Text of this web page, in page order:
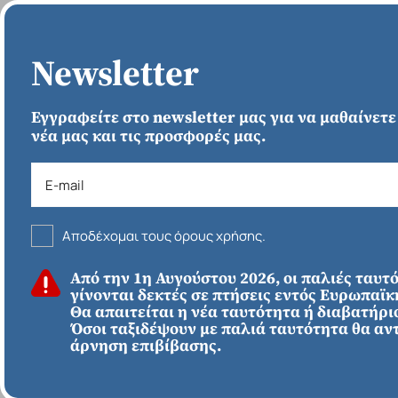
Newsletter
Εγγραφείτε στο newsletter μας για να
νέα μας και τις προσφορές μας.
Αποδέχομαι τους όρους χρήσης.
Από την 1η Αυγούστου 2026, οι παλιές
γίνονται δεκτές σε πτήσεις εντός
Θα απαιτείται η νέα ταυτότητα ή
Όσοι ταξιδέψουν με παλιά ταυτότητα θα
άρνηση επιβίβασης.
Απευθείας απο
Ηράκλειο
Εκτός Ευρώπης
ΕΥΡΩΠΗ
Λονδίνο με Harry
Potter